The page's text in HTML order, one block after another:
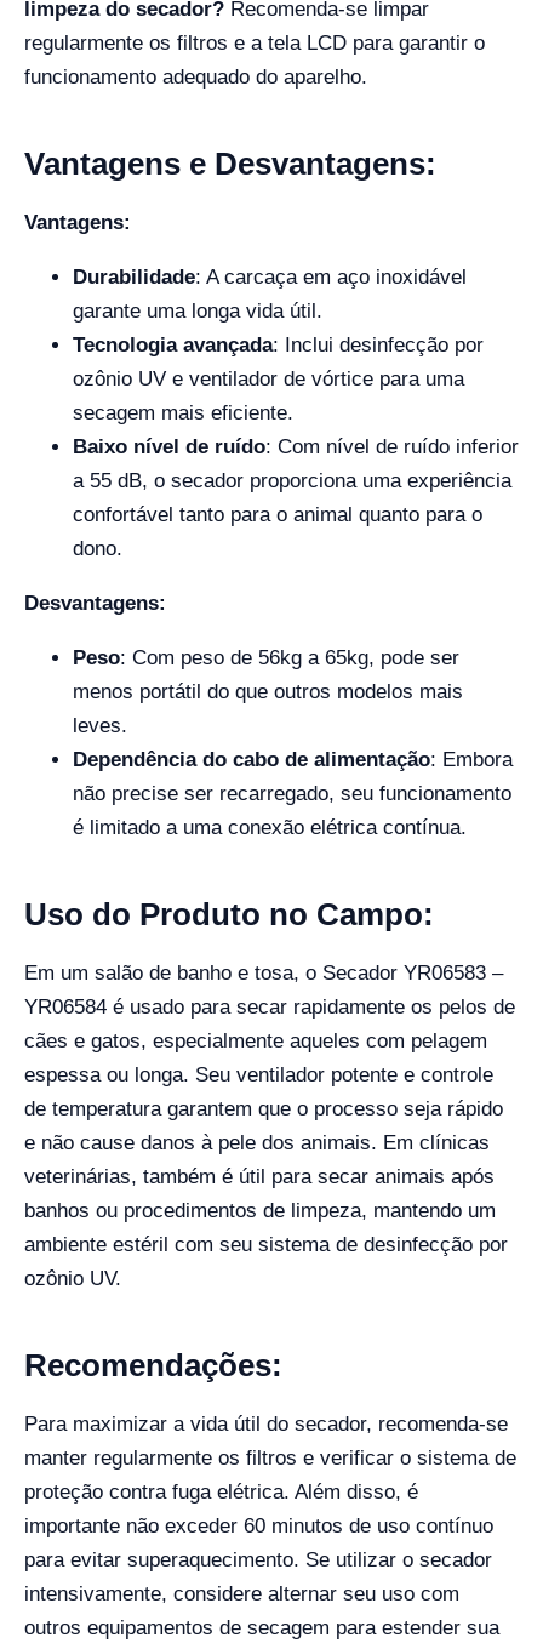
limpeza do secador? Recomenda-se limpar
regularmente os filtros e a tela LCD para garantir o
funcionamento adequado do aparelho.
Vantagens e Desvantagens:
Vantagens:
Durabilidade: A carcaça em aço inoxidável
garante uma longa vida útil.
Tecnologia avançada: Inclui desinfecção por
ozônio UV e ventilador de vórtice para uma
secagem mais eficiente.
Baixo nível de ruído: Com nível de ruído inferior
a 55 dB, o secador proporciona uma experiência
confortável tanto para o animal quanto para o
dono.
Desvantagens:
Peso: Com peso de 56kg a 65kg, pode ser
menos portátil do que outros modelos mais
leves.
Dependência do cabo de alimentação: Embora
não precise ser recarregado, seu funcionamento
é limitado a uma conexão elétrica contínua.
Uso do Produto no Campo:
Em um salão de banho e tosa, o Secador YR06583 –
YR06584 é usado para secar rapidamente os pelos de
cães e gatos, especialmente aqueles com pelagem
espessa ou longa. Seu ventilador potente e controle
de temperatura garantem que o processo seja rápido
e não cause danos à pele dos animais. Em clínicas
veterinárias, também é útil para secar animais após
banhos ou procedimentos de limpeza, mantendo um
ambiente estéril com seu sistema de desinfecção por
ozônio UV.
Recomendações:
Para maximizar a vida útil do secador, recomenda-se
manter regularmente os filtros e verificar o sistema de
proteção contra fuga elétrica. Além disso, é
importante não exceder 60 minutos de uso contínuo
para evitar superaquecimento. Se utilizar o secador
intensivamente, considere alternar seu uso com
outros equipamentos de secagem para estender sua